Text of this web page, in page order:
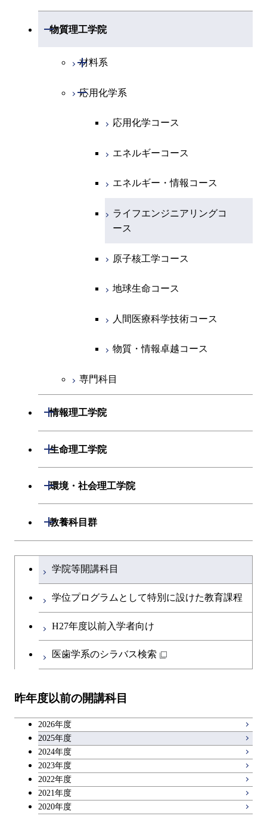
機械系
開閉
エネルギーコース
エネルギー・情報コース
エンジニアリングデザイン
コース
人間医療科学技術コース
システム制御系
システム制御コース
エンジニアリングデザイン
人間医療科学技術コース
電気電子系
電気電子コース
エネルギーコース
エネルギー・情報コース
ライフエンジニアリングコ
原子核工学コース
人間医療科学技術コース
物質・情報卓越コース
情報通信系
情報通信コース
エンジニアリングデザイン
人間医療科学技術コース
経営工学コース
エンジニアリングデザイン
物質理工学院
開閉
材料系
開閉
材料コース
エネルギーコース
エネルギー・情報コース
ライフエンジニアリングコ
原子核工学コース
人間医療科学技術コース
物質・情報卓越コース
応用化学系
開閉
応用化学コース
エネルギーコース
エネルギー・情報コース
ライフエンジニアリングコ
ース
原子核工学コース
地球生命コース
人間医療科学技術コース
物質・情報卓越コース
専門科目
情報理工学院
開閉
数理・計算科学系
開閉
知能情報コース
情報工学コース
知能情報コース
エネルギー・情報コース
人間医療科学技術コース
物質・情報卓越コース
専門科目
生命理工学院
開閉
生命理工学系
開閉
ライフエンジニアリングコ
ース
物質・情報卓越コース
環境・社会理工学院
開閉
建築学系
開閉
コース
都市・環境学コース
コース
都市・環境学コース
開閉
エネルギーコース
エネルギー・情報コース
エンジニアリングデザイン
原子核工学コース
物質・情報卓越コース
社会・人間科学コース
イノベーション科学系
イノベーション科学コース
人間医療科学技術コース
技術経営専門職学位課程
開閉
技術経営専門職学位課程
専門科目
教養科目群
開閉
文系教養科目
英語科目
第二外国語科目
キャリア科目
大学院課程を切り替える
学院等開講科目
学位プログラムとして特別に設けた教育課程
H27年度以前入学者向け
医歯学系のシラバス検索
昨年度以前の開講科目
2026年度
2025年度
2024年度
2023年度
2022年度
2021年度
2020年度